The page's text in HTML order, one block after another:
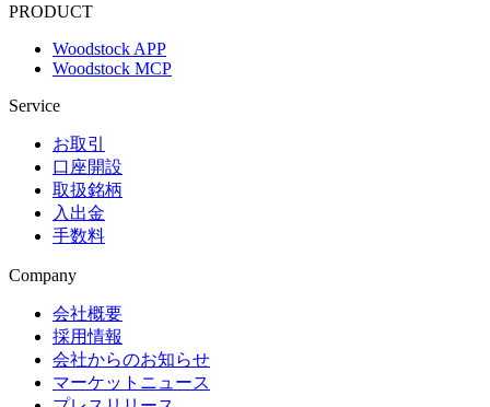
PRODUCT
Woodstock APP
Woodstock MCP
Service
お取引
口座開設
取扱銘柄
入出金
手数料
Company
会社概要
採用情報
会社からのお知らせ
マーケットニュース